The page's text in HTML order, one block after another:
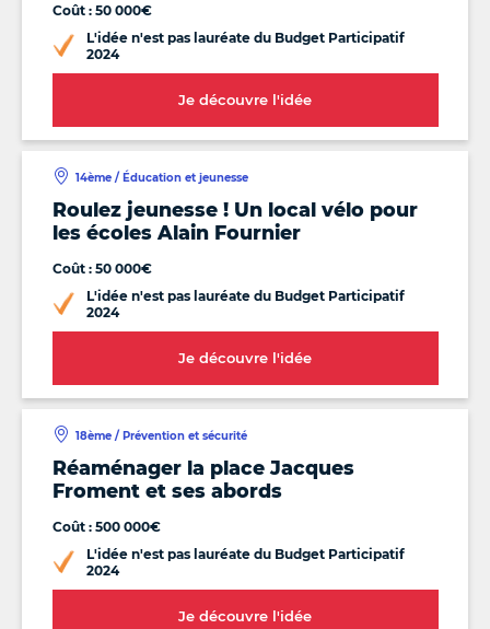
Coût : 50 000€
L'idée n'est pas lauréate du Budget Participatif
2024
Je découvre l'idée
Roulez jeunesse ! Un local vélo pour
les écoles Alain Fournier
14ème / Éducation et jeunesse
Coût : 50 000€
L'idée n'est pas lauréate du Budget Participatif
2024
Je découvre l'idée
Réaménager la place Jacques
Froment et ses abords
18ème / Prévention et sécurité
Coût : 500 000€
L'idée n'est pas lauréate du Budget Participatif
2024
Je découvre l'idée